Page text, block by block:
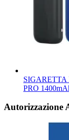
PRO
Autorizzazione